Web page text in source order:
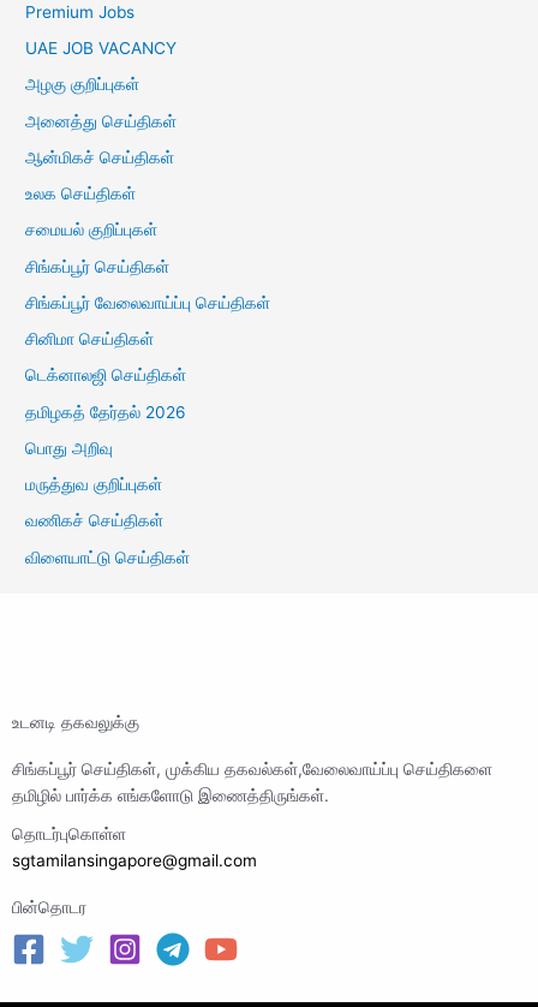
Premium Jobs
UAE JOB VACANCY
அழகு குறிப்புகள்
அனைத்து செய்திகள்
ஆன்மிகச் செய்திகள்
உலக செய்திகள்
சமையல் குறிப்புகள்
சிங்கப்பூர் செய்திகள்
சிங்கப்பூர் வேலைவாய்ப்பு செய்திகள்
சினிமா செய்திகள்
டெக்னாலஜி செய்திகள்
தமிழகத் தேர்தல் 2026
பொது அறிவு
மருத்துவ குறிப்புகள்
வணிகச் செய்திகள்
விளையாட்டு செய்திகள்
உடனடி தகவலுக்கு
சிங்கப்பூர் செய்திகள், முக்கிய தகவல்கள்,வேலைவாய்ப்பு செய்திகளை
தமிழில் பார்க்க எங்களோடு இணைத்திருங்கள்.
தொடர்புகொள்ள
sgtamilansingapore@gmail.com
பின்தொடர